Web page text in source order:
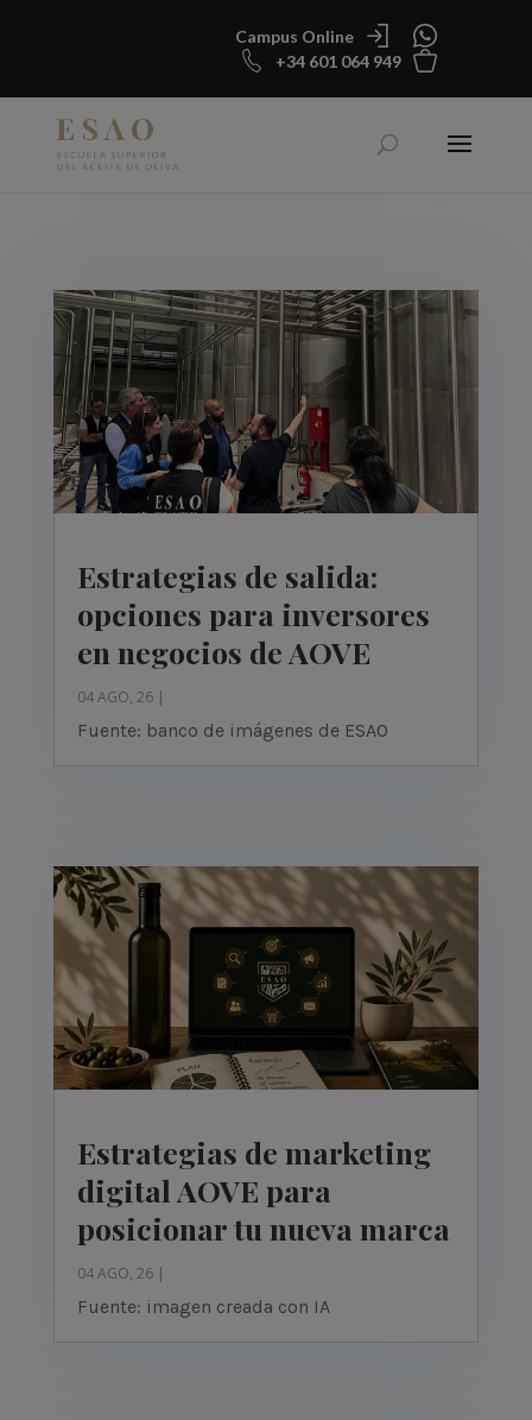
Campus Online
+34 601 064 949
Estrategias de salida:
opciones para inversores
en negocios de AOVE
04 AGO, 26|
Fuente: banco de imágenes de ESAO
Estrategias de marketing
digital AOVE para
posicionar tu nueva marca
04 AGO, 26|
Fuente: imagen creada con IA